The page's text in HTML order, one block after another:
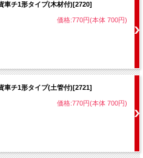
車チ1形タイプ(木材付)[2720]
価格:770円(本体 700円)
車チ1形タイプ(土管付)[2721]
価格:770円(本体 700円)